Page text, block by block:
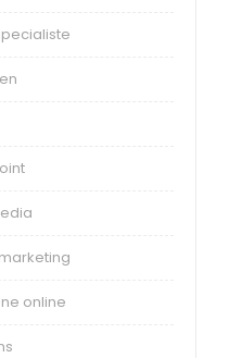
online